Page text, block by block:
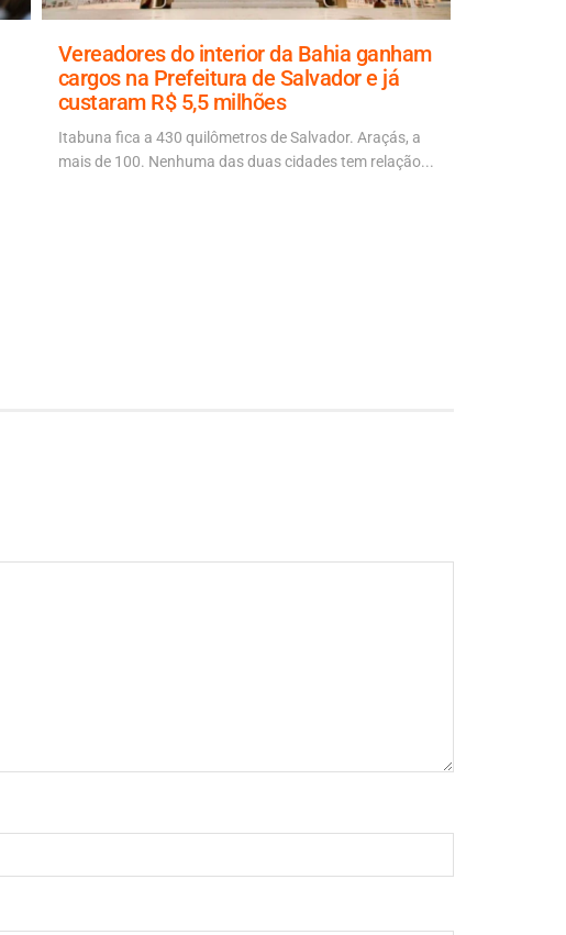
Vereadores do interior da Bahia ganham
cargos na Prefeitura de Salvador e já
custaram R$ 5,5 milhões
Itabuna fica a 430 quilômetros de Salvador. Araçás, a
mais de 100. Nenhuma das duas cidades tem relação...